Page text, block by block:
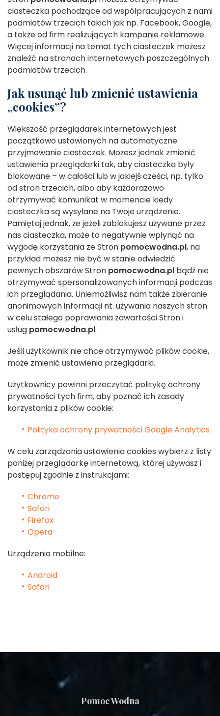
ciasteczka pochodzące od współpracujących z nami
podmiotów trzecich takich jak np. Facebook, Google,
a także od firm realizujących kampanie reklamowe.
Więcej informacji na temat tych ciasteczek możesz
znaleźć na stronach internetowych poszczególnych
podmiotów trzecich.
Jak usunąć lub zmienić ustawienia
„cookies”?
Większość przeglądarek internetowych jest
początkowo ustawionych na automatyczne
przyjmowanie ciasteczek. Możesz jednak zmienić
ustawienia przeglądarki tak, aby ciasteczka były
blokowane – w całości lub w jakiejś części, np. tylko
od stron trzecich, albo aby każdorazowo
otrzymywać komunikat w momencie kiedy
ciasteczka są wysyłane na Twoje urządzenie.
Pamiętaj jednak, że jeżeli zablokujesz używane przez
nas ciasteczka, może to negatywnie wpłynąć na
wygodę korzystania ze Stron pomocwodna.pl, na
przykład możesz nie być w stanie odwiedzić
pewnych obszarów Stron pomocwodna.pl bądź nie
otrzymywać spersonalizowanych informacji podczas
ich przeglądania. Uniemożliwisz nam także zbieranie
anonimowych informacji nt. używania naszych stron
w celu stałego poprawiania zawartości Stron i
usług pomocwodna.pl.
Jeśli użytkownik nie chce otrzymywać plików cookie,
może zmienić ustawienia przeglądarki.
Użytkownicy powinni przeczytać politykę ochrony
prywatności tych firm, aby poznać ich zasady
korzystania z plików cookie:
Polityka ochrony prywatności Google Analytics
W celu zarządzania ustawienia cookies wybierz z listy
poniżej przeglądarkę internetową, której używasz i
postępuj zgodnie z instrukcjami:
Chrome
Safari
Firefox
Opera
Urządzenia mobilne:
Android
Safari
Pomoc Wodna